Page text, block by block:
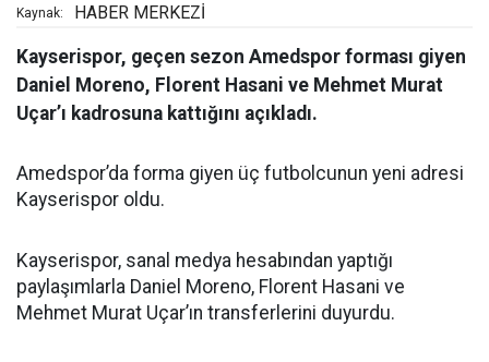
Kaynak: HABER MERKEZİ
Kayserispor, geçen sezon Amedspor forması giyen
Daniel Moreno, Florent Hasani ve Mehmet Murat
Uçar’ı kadrosuna kattığını açıkladı.
Amedspor’da forma giyen üç futbolcunun yeni adresi
Kayserispor oldu.
Kayserispor, sanal medya hesabından yaptığı
paylaşımlarla Daniel Moreno, Florent Hasani ve
Mehmet Murat Uçar’ın transferlerini duyurdu.